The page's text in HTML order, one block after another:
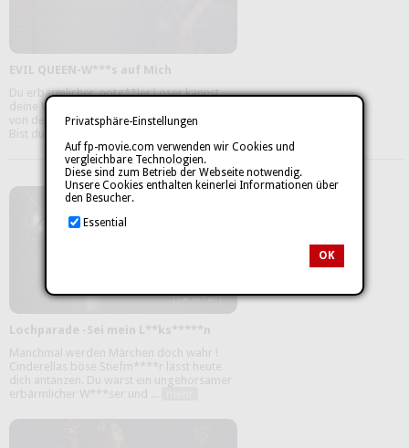
Privatsphäre-Einstellungen
Auf fp-movie.com verwenden wir Cookies und
vergleichbare Technologien.
Diese sind zum Betrieb der Webseite notwendig.
Unsere Cookies enthalten keinerlei Informationen über
den Besucher.
Essential
OK
EVIL QUEEN-W***s auf Mich
Du erbärmlicher, notg**ler Loser kannst
deine W***sgriffel wohl schon wieder nicht
von deinem S****ens*****z nehmen, hm?
Bist du schon wieder so ...
Lochparade -Sei mein L**ks*****n
Manchmal werden Märchen doch wahr !
Cinderellas böse Stiefm****r lässt heute
dich antanzen. Du warst ein ungehorsamer
erbärmlicher W***ser und ...